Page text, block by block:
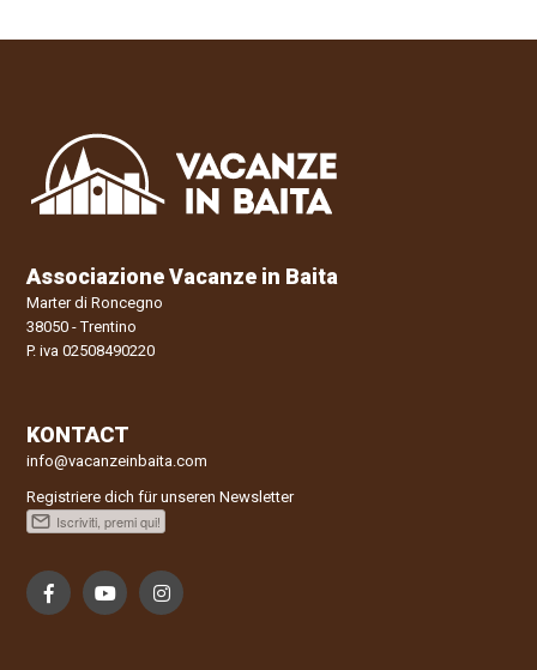
Associazione Vacanze in Baita
Marter di Roncegno
38050 - Trentino
P. iva 02508490220
KONTACT
info@vacanzeinbaita.com
Registriere dich für unseren Newsletter